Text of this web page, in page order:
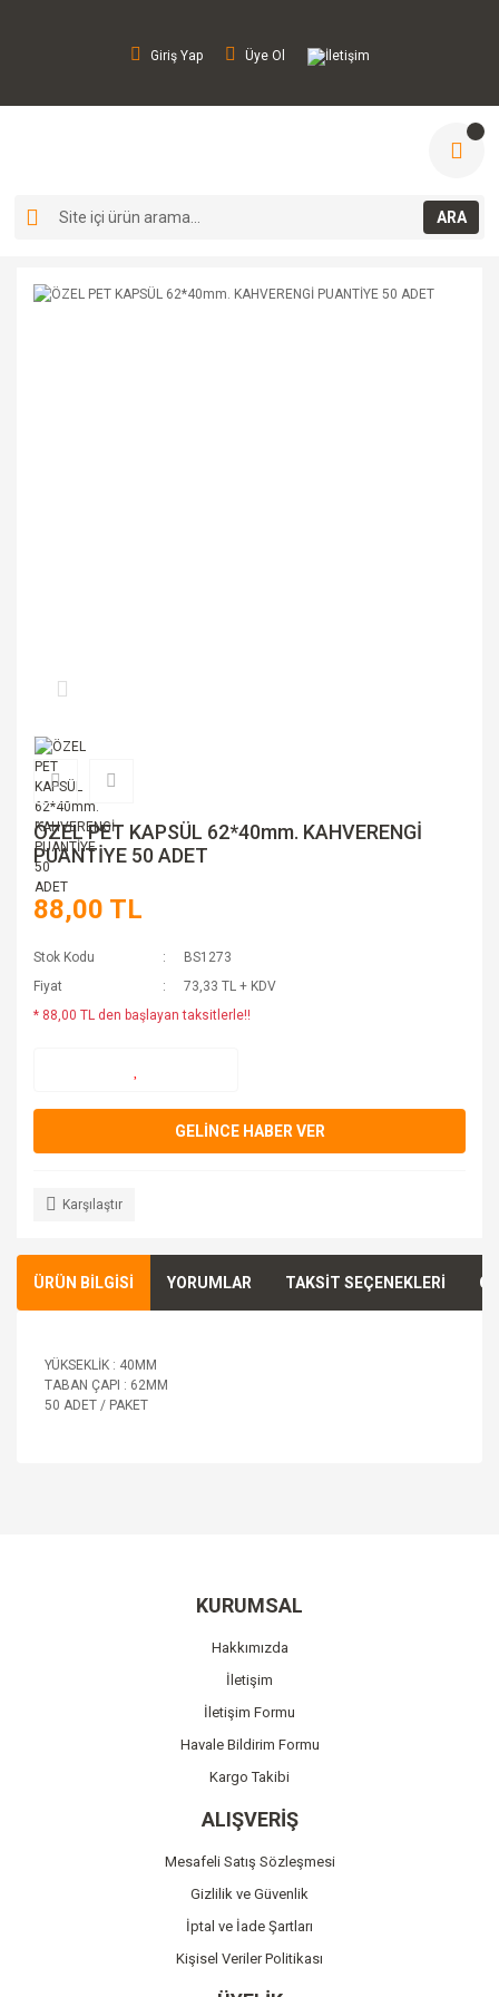
Giriş Yap Üye Ol İletişim
ARA
ÖZEL PET KAPSÜL 62*40mm. KAHVERENGİ
PUANTİYE 50 ADET
88,00 TL
Stok Kodu
BS1273
Fiyat
73,33 TL + KDV
* 88,00 TL den başlayan taksitlerle!!
GELİNCE HABER VER
Karşılaştır
ÜRÜN BİLGİSİ YORUMLAR TAKSİT SEÇENEKLERİ
YÜKSEKLİK : 40MM
TABAN ÇAPI : 62MM
50 ADET / PAKET
Ürün bilgilerinde hatalar bulunuyor.
Ürün fiyatı diğer sitelerden daha pahalı.
Bu ürüne benzer farklı alternatifler olmalı.
Gönder
KURUMSAL
Hakkımızda
İletişim
İletişim Formu
Havale Bildirim Formu
Kargo Takibi
ALIŞVERİŞ
Mesafeli Satış Sözleşmesi
Gizlilik ve Güvenlik
İptal ve İade Şartları
Kişisel Veriler Politikası